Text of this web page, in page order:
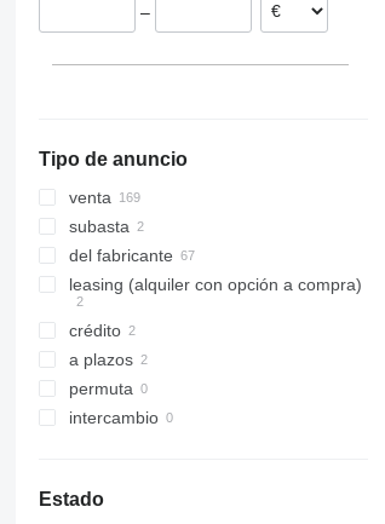
Eslovenia
Kenia
–
Tipo de anuncio
venta
subasta
del fabricante
leasing (alquiler con opción a compra)
crédito
a plazos
permuta
intercambio
Estado